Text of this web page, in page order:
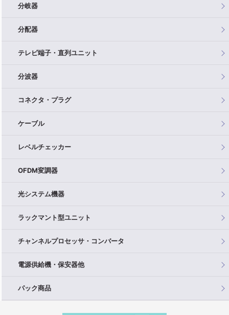
分岐器
分配器
テレビ端子・直列ユニット
分波器
コネクタ・プラグ
ケーブル
レベルチェッカー
OFDM変調器
光システム機器
ラックマント型ユニット
チャンネルプロセッサ・コンバータ
電源供給機・保安器他
パック商品